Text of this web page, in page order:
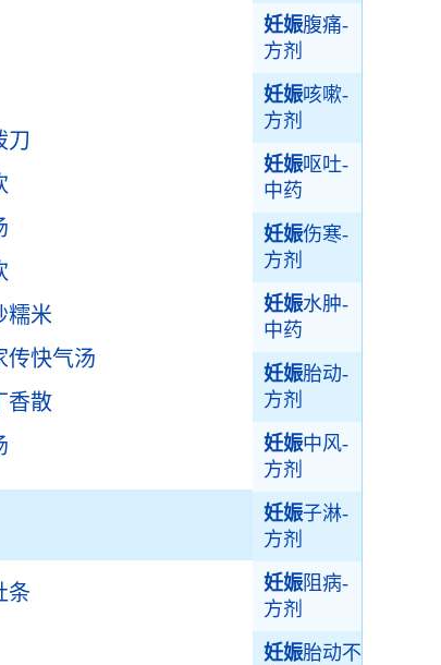
妊娠腹痛-
方剂
妊娠咳嗽-
方剂
妊娠呕吐-
中药
妊娠伤寒-
方剂
妊娠水肿-
中药
妊娠胎动-
方剂
妊娠中风-
方剂
妊娠子淋-
方剂
妊娠阻病-
方剂
妊娠胎动不
刀
糯米
传快气汤
香散
条